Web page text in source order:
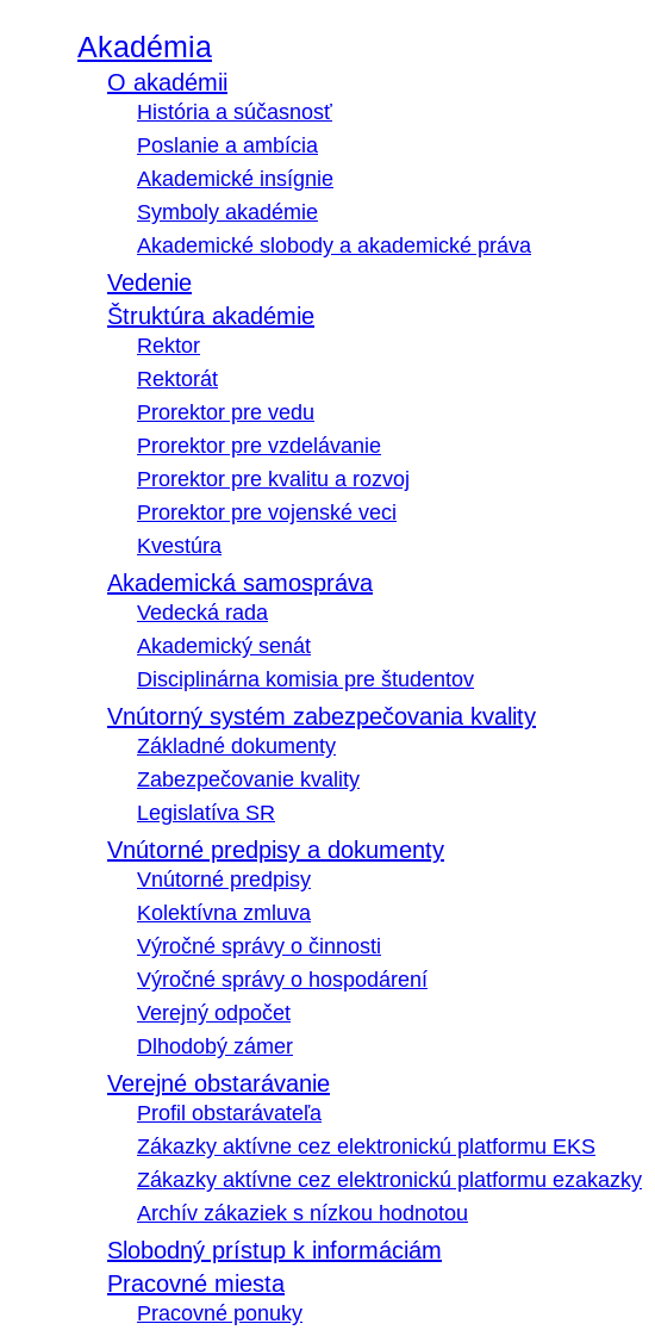
Akadémia
O akadémii
História a súčasnosť
Poslanie a ambícia
Akademické insígnie
Symboly akadémie
Akademické slobody a akademické práva
Vedenie
Štruktúra akadémie
Rektor
Rektorát
Prorektor pre vedu
Prorektor pre vzdelávanie
Prorektor pre kvalitu a rozvoj
Prorektor pre vojenské veci
Kvestúra
Akademická samospráva
Vedecká rada
Akademický senát
Disciplinárna komisia pre študentov
Vnútorný systém zabezpečovania kvality
Základné dokumenty
Zabezpečovanie kvality
Legislatíva SR
Vnútorné predpisy a dokumenty
Vnútorné predpisy
Kolektívna zmluva
Výročné správy o činnosti
Výročné správy o hospodárení
Verejný odpočet
Dlhodobý zámer
Verejné obstarávanie
Profil obstarávateľa
Zákazky aktívne cez elektronickú platformu EKS
Zákazky aktívne cez elektronickú platformu ezakazky
Archív zákaziek s nízkou hodnotou
Slobodný prístup k informáciám
Pracovné miesta
Pracovné ponuky